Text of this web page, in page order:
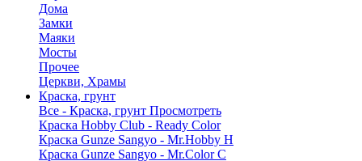
Дома
Замки
Маяки
Мосты
Прочее
Церкви, Храмы
Краска, грунт
Все - Краска, грунт Просмотреть
Краска Hobby Club - Ready Color
Краска Gunze Sangyo - Mr.Hobby H
Краска Gunze Sangyo - Mr.Color C